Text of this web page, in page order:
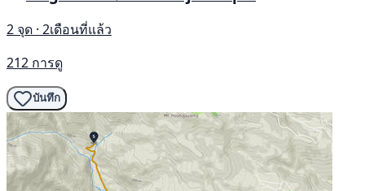
2 จุด · 2เดือนที่แล้ว
212 การดู
บันทึก